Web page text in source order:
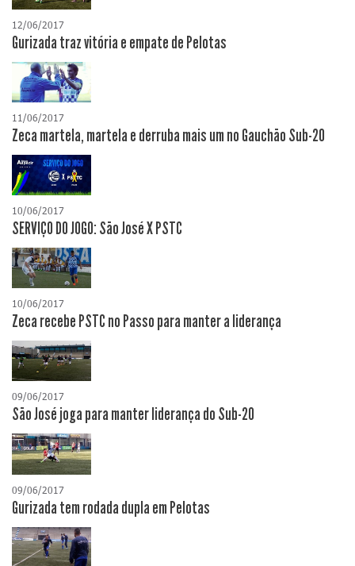
12/06/2017
Gurizada traz vitória e empate de Pelotas
11/06/2017
Zeca martela, martela e derruba mais um no Gauchão Sub-20
10/06/2017
SERVIÇO DO JOGO: São José X PSTC
10/06/2017
Zeca recebe PSTC no Passo para manter a liderança
09/06/2017
São José joga para manter liderança do Sub-20
09/06/2017
Gurizada tem rodada dupla em Pelotas